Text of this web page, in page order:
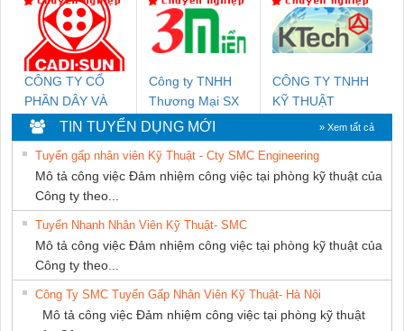
THUẬT ĐIỆN CƠ
GIA HƯNG PHÁT
PHƯƠNG NAM
CÔNG TY CỔ
PHẦN DÂY VÀ
CÁP ĐIỆN
THƯỢNG ĐÌNH
Công ty TNHH
Thương Mại SX
Ba Miền
CÔNG TY TNHH
KỸ THUẬT
KTECH VIỆT
NAM
TIN TUYỂN DỤNG MỚI » Xem tất cả
Tuyển gấp nhân viên Kỹ Thuật - Cty SMC Engineering
Mô tả công việc Đảm nhiệm công việc tại phòng kỹ thuật của
Công ty theo...
Tuyển Nhanh Nhân Viên Kỹ Thuật- SMC
Mô tả công việc Đảm nhiệm công việc tại phòng kỹ thuật của
Công ty theo...
Công Ty SMC Tuyển Gấp Nhân Viên Kỹ Thuật- Hà Nội
Mô tả công việc Đảm nhiệm công việc tại phòng kỹ thuật